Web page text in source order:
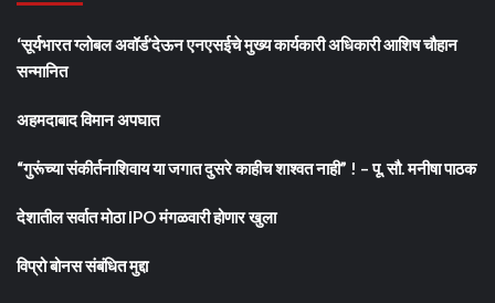
‘सूर्यभारत ग्लोबल अवॉर्ड’देऊन एनएसईचे मुख्य कार्यकारी अधिकारी आशिष चौहान
सन्मानित
अहमदाबाद विमान अपघात
“गुरूंच्या संकीर्तनाशिवाय या जगात दुसरे काहीच शाश्वत नाही” ! – पू. सौ. मनीषा पाठक
देशातील सर्वात मोठा IPO मंगळवारी होणार खुला
विप्रो बोनस संबंधित मुद्दा